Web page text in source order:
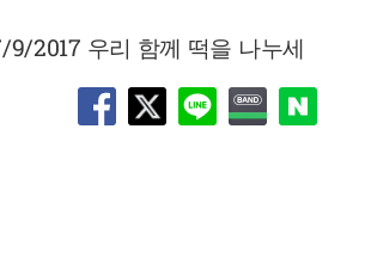
9/2017 우리 함께 떡을 나누세